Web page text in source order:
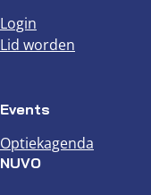
Login
Lid worden
Events
Optiekagenda
NUVO